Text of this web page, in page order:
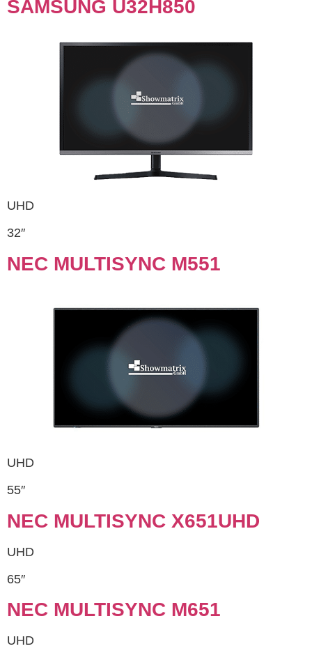
SAMSUNG U32H850
UHD
32″
NEC MULTISYNC M551
UHD
55″
NEC MULTISYNC X651UHD
UHD
65″
NEC MULTISYNC M651
UHD